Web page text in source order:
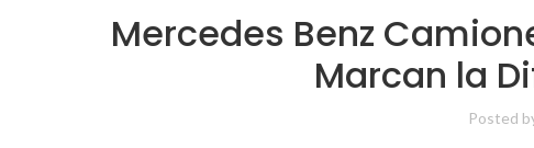
Mercedes Benz
Marcan la
Posted